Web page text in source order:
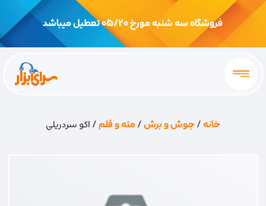
فروشگاه سه شنبه مورخ 05/20 تعطیل میباشد
خانه/جوش و برش/مته و قلم/ اکو سردریلی